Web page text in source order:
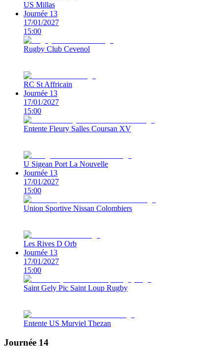
US Millas
Journée 13
17/01/2027
15:00
Rugby Club Cevenol
RC St Affricain
Journée 13
17/01/2027
15:00
Entente Fleury Salles Coursan XV
U Sigean Port La Nouvelle
Journée 13
17/01/2027
15:00
Union Sportive Nissan Colombiers
Les Rives D Orb
Journée 13
17/01/2027
15:00
Saint Gely Pic Saint Loup Rugby
Entente US Murviel Thezan
Journée 14